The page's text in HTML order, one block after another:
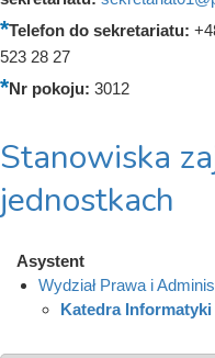
Telefon do sekretariatu:
523 28 27
Nr pokoju: 3012
Stanowiska
jednostkach
Asystent
Wydział Prawa i
Katedra